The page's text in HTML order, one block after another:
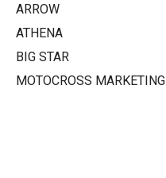
ARROW
ATHENA
BIG STAR
MOTOCROSS MARKETING